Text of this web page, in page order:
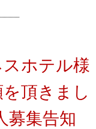
ホテル様
頂きまし
募集告知